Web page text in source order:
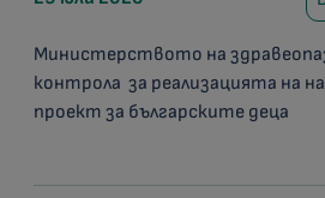
Министерството на
контрола за реализацията на
проект за българските деца